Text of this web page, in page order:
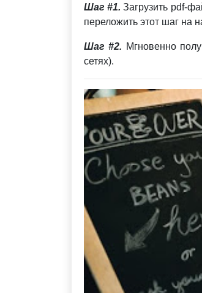
Шаг #1.Загрузить pdf-
переложить этот шаг на
Шаг #2. Мгновенно
сетях).